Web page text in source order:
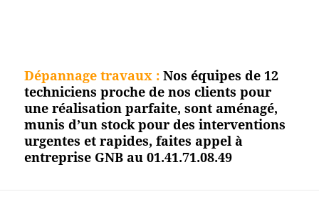
Dépannage travaux : Nos équipes de 12
techniciens proche de nos clients pour
une réalisation parfaite, sont aménagé,
munis d’un stock pour des interventions
urgentes et rapides, faites appel à
entreprise GNB au 01.41.71.08.49